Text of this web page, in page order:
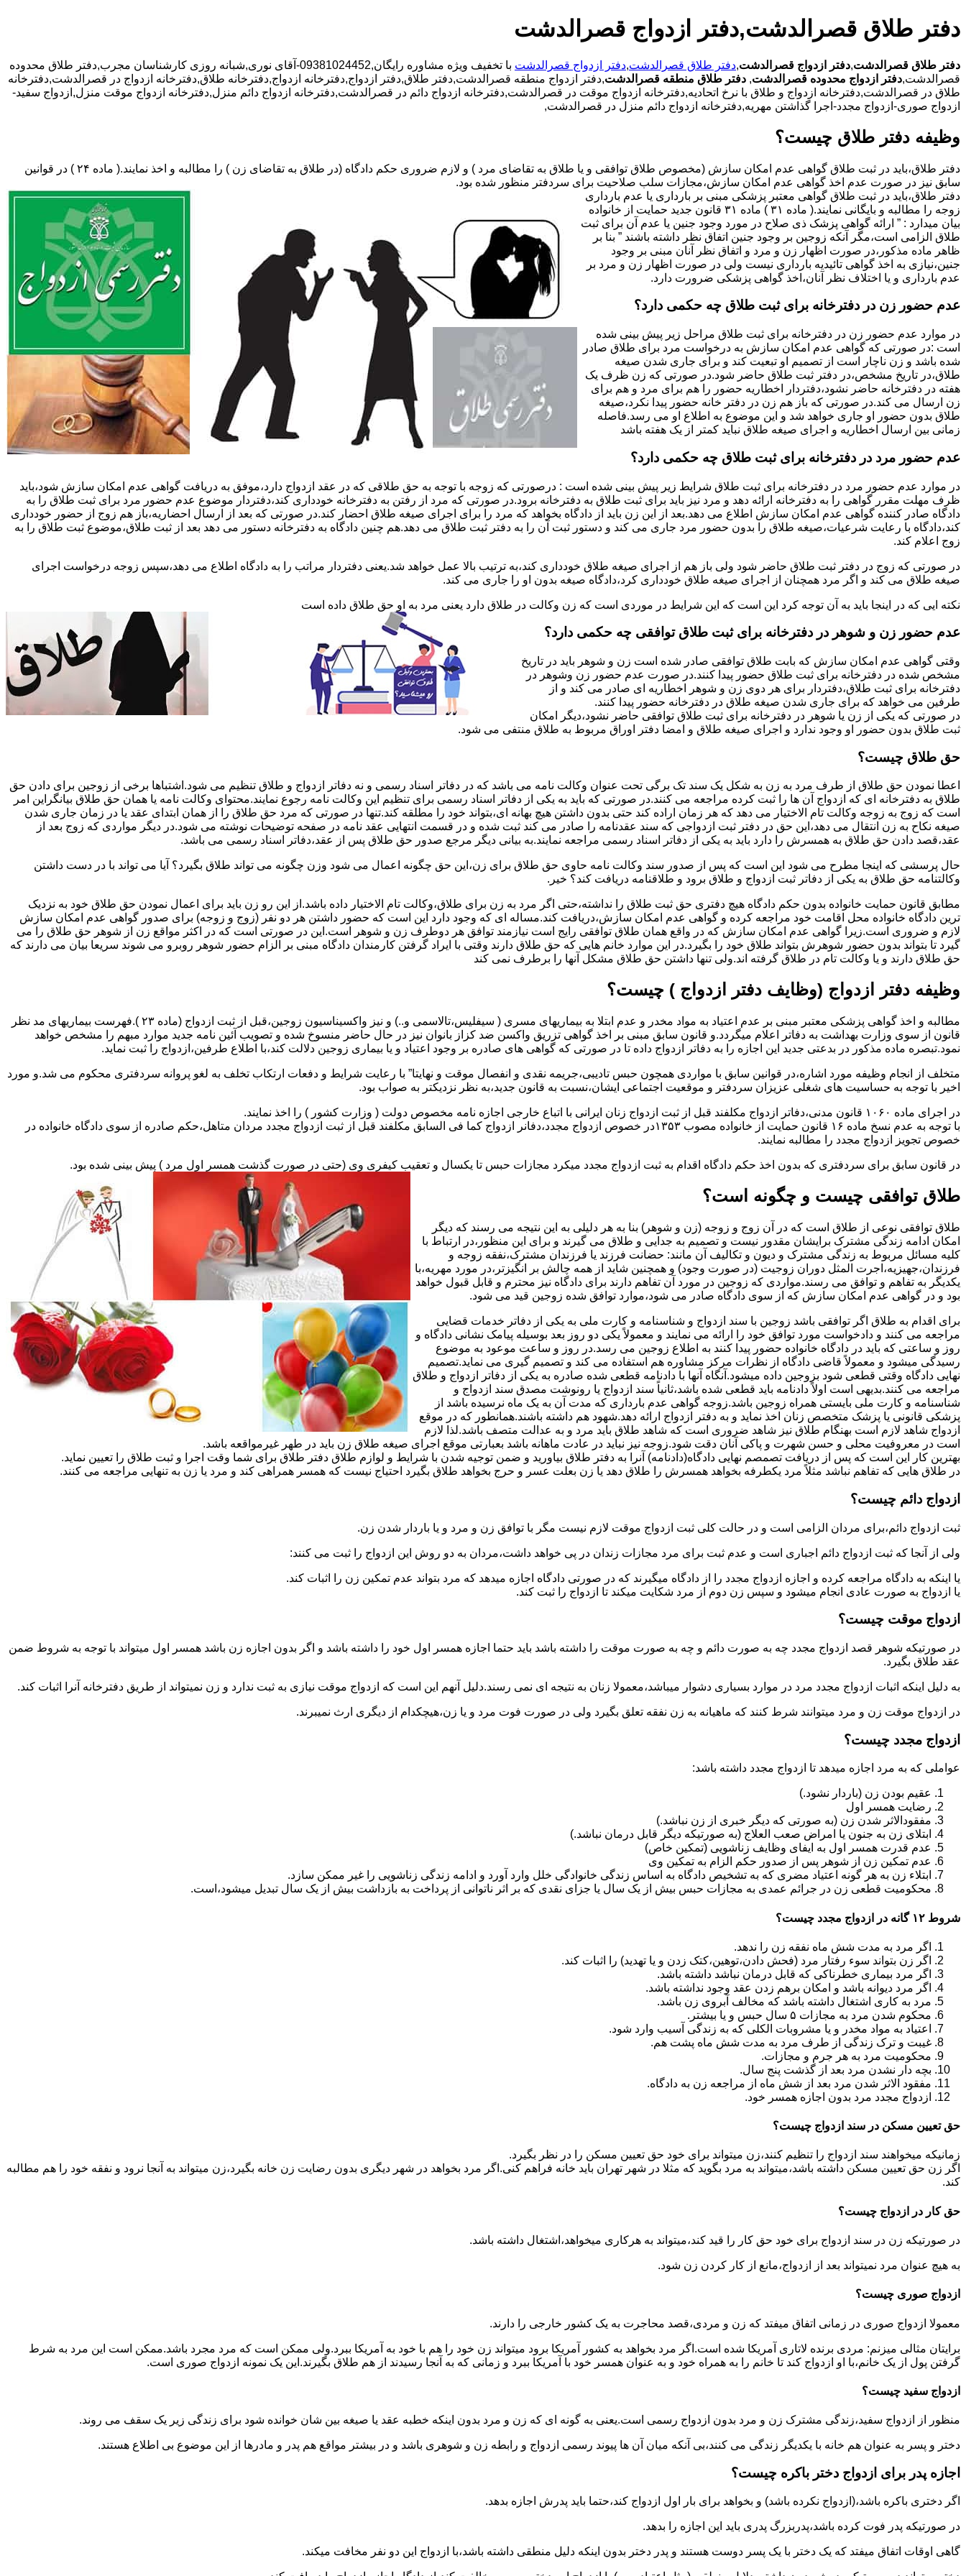
دفتر طلاق قصرالدشت,دفتر ازدواج قصرالدشت
دفتر طلاق قصرالدشت,دفتر ازدواج قصرالدشت,دفتر طلاق قصرالدشت,دفتر ازدواج قصرالدشت
با تخفیف ویژه مشاوره رایگان,09381024452-آقای نوری,شبانه روزی کارشناسان مجرب,دفتر طلاق محدوده
قصرالدشت,دفتر ازدواج محدوده قصرالدشت, دفتر طلاق منطقه قصرالدشت,دفتر ازدواج منطقه قصرالدشت,دفتر طلاق,دفتر ازدواج,دفترخانه ازدواج,دفترخانه طلاق,دفترخانه ازدواج در قصرالدشت,دفترخانه
طلاق در قصرالدشت,دفترخانه ازدواج و طلاق با نرخ اتحادیه,دفترخانه ازدواج موقت در قصرالدشت,دفترخانه ازدواج دائم در قصرالدشت,دفترخانه ازدواج دائم منزل,دفترخانه ازدواج موقت منزل,ازدواج سفید-
ازدواج صوری-ازدواج مجدد-اجرا گذاشتن مهریه,دفترخانه ازدواج دائم منزل در قصرالدشت,
وظیفه دفتر طلاق چیست؟
دفتر طلاق،باید در ثبت طلاق گواهی عدم امکان سازش (مخصوص طلاق توافقی و یا طلاق به تقاضای مرد ) و لازم ضروری حکم دادگاه (در طلاق به تقاضای زن ) را مطالبه و اخذ نمایند.( ماده ۲۴ ) در قوانین
سابق نیز در صورت عدم اخذ گواهی عدم امکان سازش،مجازات سلب صلاحیت برای سردفتر منظور شده بود.
دفتر طلاق،باید در ثبت طلاق گواهی معتبر پزشکی مبنی بر بارداری یا عدم بارداری
زوجه را مطالبه و بایگانی نمایند.( ماده ۳۱ ) ماده ۳۱ قانون جدید حمایت از خانواده
بیان میدارد : ” ارائه گواهی پزشک ذی صلاح در مورد وجود جنین یا عدم آن برای ثبت
طلاق الزامی است،مگر آنکه زوجین بر وجود جنین اتفاق نظر داشته باشند ” بنا بر
ظاهر ماده مذکور،در صورت اظهار زن و مرد و اتفاق نظر آنان مبنی بر وجود
جنین،نیازی به اخذ گواهی تائیدیه بارداری نیست ولی در صورت اظهار زن و مرد بر
عدم بارداری و یا اختلاف نظر آنان،اخذ گواهی پزشکی ضرورت دارد.
عدم حضور زن در دفترخانه برای ثبت طلاق چه حکمی دارد؟
در موارد عدم حضور زن در دفترخانه برای ثبت طلاق مراحل زیر پیش بینی شده
است :در صورتی که گواهی عدم امکان سازش به درخواست مرد برای طلاق صادر
شده باشد و زن ناچار است از تصمیم او تبعیت کند و برای جاری شدن صیغه
طلاق،در تاریخ مشخص،در دفتر ثبت طلاق حاضر شود.در صورتی که زن ظرف یک
هفته در دفترخانه حاضر نشود،دفتردار اخطاریه حضور را هم برای مرد و هم برای
زن ارسال می کند.در صورتی که باز هم زن در دفتر خانه حضور پیدا نکرد،صیغه
طلاق بدون حضور او جاری خواهد شد و این موضوع به اطلاع او می رسد.فاصله
زمانی بین ارسال اخطاریه و اجرای صیغه طلاق نباید کمتر از یک هفته باشد
عدم حضور مرد در دفترخانه برای ثبت طلاق چه حکمی دارد؟
در موارد عدم حضور مرد در دفترخانه برای ثبت طلاق شرایط زیر پیش بینی شده است : درصورتی که زوجه با توجه به حق طلاقی که در عقد ازدواج دارد،موفق به دریافت گواهی عدم امکان سازش شود،باید
ظرف مهلت مقرر گواهی را به دفترخانه ارائه دهد و مرد نیز باید برای ثبت طلاق به دفترخانه برود.در صورتی که مرد از رفتن به دفترخانه خودداری کند،دفتردار موضوع عدم حضور مرد برای ثبت طلاق را به
دادگاه صادر کننده گواهی عدم امکان سازش اطلاع می دهد.بعد از این زن باید از دادگاه بخواهد که مرد را برای اجرای صیغه طلاق احضار کند.در صورتی که بعد از ارسال احضاریه،باز هم زوج از حضور خودداری
کند،دادگاه با رعایت شرعیات،صیغه طلاق را بدون حضور مرد جاری می کند و دستور ثبت آن را به دفتر ثبت طلاق می دهد.هم چنین دادگاه به دفترخانه دستور می دهد بعد از ثبت طلاق،موضوع ثبت طلاق را به
زوج اعلام کند.
در صورتی که زوج در دفتر ثبت طلاق حاضر شود ولی باز هم از اجرای صیغه طلاق خودداری کند،به ترتیب بالا عمل خواهد شد.یعنی دفتردار مراتب را به دادگاه اطلاع می دهد،سپس زوجه درخواست اجرای
صیغه طلاق می کند و اگر مرد همچنان از اجرای صیغه طلاق خودداری کرد،دادگاه صیغه بدون او را جاری می کند.
نکته ایی که در اینجا باید به آن توجه کرد این است که این شرایط در موردی است که زن وکالت در طلاق دارد یعنی مرد به او حق طلاق داده است
عدم حضور زن و شوهر در دفترخانه برای ثبت طلاق توافقی چه حکمی دارد؟
وقتی گواهی عدم امکان سازش که بابت طلاق توافقی صادر شده است زن و شوهر باید در تاریخ
مشخص شده در دفترخانه برای ثبت طلاق حضور پیدا کنند.در صورت عدم حضور زن وشوهر در
دفترخانه برای ثبت طلاق،دفتردار برای هر دوی زن و شوهر اخطاریه ای صادر می کند و از
طرفین می خواهد که برای جاری شدن صیغه طلاق در دفترخانه حضور پیدا کنند.
در صورتی که یکی از زن یا شوهر در دفترخانه برای ثبت طلاق توافقی حاضر نشود،دیگر امکان
ثبت طلاق بدون حضور او وجود ندارد و اجرای صیغه طلاق و امضا دفتر اوراق مربوط به طلاق منتفی می شود.
حق طلاق چیست؟
اعطا نمودن حق طلاق از طرف مرد به زن به شکل یک سند تک برگی تحت عنوان وکالت نامه می باشد که در دفاتر اسناد رسمی و نه دفاتر ازدواج و طلاق تنظیم می شود.اشتباها برخی از زوجین برای دادن حق
طلاق به دفترخانه ای که ازدواج آن ها را ثبت کرده مراجعه می کنند.در صورتی که باید به یکی از دفاتر اسناد رسمی برای تنظیم این وکالت نامه رجوع نمایند.محتوای وکالت نامه یا همان حق طلاق بیانگراین امر
است که زوج به زوجه وکالت تام الاختیار می دهد که هر زمان اراده کند حتی بدون داشتن هیچ بهانه ای،بتواند خود را مطلقه کند.تنها در صورتی که مرد حق طلاق را از همان ابتدای عقد یا در زمان جاری شدن
صیغه نکاح به زن انتقال می دهد،این حق در دفتر ثبت ازدواجی که سند عقدنامه را صادر می کند ثبت شده و در قسمت انتهایی عقد نامه در صفحه توضیحات نوشته می شود.در دیگر مواردی که زوج بعد از
عقد،قصد دادن حق طلاق به همسرش را دارد باید به یکی از دفاتر اسناد رسمی مراجعه نمایند.به بیانی دیگر مرجع صدور حق طلاق پس از عقد،دفاتر اسناد رسمی می باشد.
حال پرسشی که اینجا مطرح می شود این است که پس از صدور سند وکالت نامه حاوی حق طلاق برای زن،این حق چگونه اعمال می شود وزن چگونه می تواند طلاق بگیرد؟ آیا می تواند با در دست داشتن
وکالتنامه حق طلاق به یکی از دفاتر ثبت ازدواج و طلاق برود و طلاقنامه دریافت کند؟ خیر.
مطابق قانون حمایت خانواده بدون حکم دادگاه هیچ دفتری حق ثبت طلاق را نداشته،حتی اگر مرد به زن برای طلاق،وکالت تام الاختیار داده باشد.از این رو زن باید برای اعمال نمودن حق طلاق خود به نزدیک
ترین دادگاه خانواده محل اقامت خود مراجعه کرده و گواهی عدم امکان سازش،دریافت کند.مساله ای که وجود دارد این است که حضور داشتن هر دو نفر (زوج و زوجه) برای صدور گواهی عدم امکان سازش
لازم و ضروری است.زیرا گواهی عدم امکان سازش که در واقع همان طلاق توافقی رایج است نیازمند توافق هر دوطرف زن و شوهر است.این در صورتی است که در اکثر مواقع زن از شوهر حق طلاق را می
گیرد تا بتواند بدون حضور شوهرش بتواند طلاق خود را بگیرد.در این موارد خانم هایی که حق طلاق دارند وقتی با ایراد گرفتن کارمندان دادگاه مبنی بر الزام حضور شوهر روبرو می شوند سریعا بیان می دارند که
حق طلاق دارند و یا وکالت تام در طلاق گرفته اند.ولی تنها داشتن حق طلاق مشکل آنها را برطرف نمی کند
وظیفه دفتر ازدواج (وظایف دفتر ازدواج ) چیست؟
مطالبه و اخذ گواهی پزشکی معتبر مبنی بر عدم اعتیاد به مواد مخدر و عدم ابتلا به بیماریهای مسری ( سیفلیس،تالاسمی و..) و نیز واکسیناسیون زوجین،قبل از ثبت ازدواج (ماده ۲۳ ).فهرست بیماریهای مد نظر
قانون از سوی وزارت بهداشت به دفاتر اعلام میگردد.و قانون سابق مبنی بر اخذ گواهی تزریق واکسن ضد کزاز بانوان نیز در حال حاضر منسوخ شده و تصویب آئین نامه جدید موارد مبهم را مشخص خواهد
نمود.تبصره ماده مذکور در بدعتی جدید این اجازه را به دفاتر ازدواج داده تا در صورتی که گواهی های صادره بر وجود اعتیاد و یا بیماری زوجین دلالت کند،با اطلاع طرفین،ازدواج را ثبت نماید.
متخلف از انجام وظیفه مورد اشاره،در قوانین سابق با مواردی همچون حبس تادیبی،جریمه نقدی و انفصال موقت و نهایتا” با رعایت شرایط و دفعات ارتکاب تخلف به لغو پروانه سردفتری محکوم می شد.و مورد
اخیر با توجه به حساسیت های شغلی عزیزان سردفتر و موقعیت اجتماعی ایشان،نسبت به قانون جدید،به نظر نزدیکتر به صواب بود.
در اجرای ماده ۱۰۶۰ قانون مدنی،دفاتر ازدواج مکلفند قبل از ثبت ازدواج زنان ایرانی با اتباع خارجی اجازه نامه مخصوص دولت ( وزارت کشور ) را اخذ نمایند.
با توجه به عدم نسخ ماده ۱۶ قانون حمایت از خانواده مصوب ۱۳۵۳در خصوص ازدواج مجدد،دفانر ازدواج کما فی السابق مکلفند قبل از ثبت ازدواج مجدد مردان متاهل،حکم صادره از سوی دادگاه خانواده در
خصوص تجویز ازدواج مجدد را مطالبه نمایند.
در قانون سابق برای سردفتری که بدون اخذ حکم دادگاه اقدام به ثبت ازدواج مجدد میکرد مجازات حبس تا یکسال و تعقیب کیفری وی (حتی در صورت گذشت همسر اول مرد ) پیش بینی شده بود.
طلاق توافقی چیست و چگونه است؟
طلاق توافقی نوعی از طلاق است که در آن زوج و زوجه (زن و شوهر) بنا به هر دلیلی به این نتیجه می رسند که دیگر
امکان ادامه زندگی مشترک برایشان مقدور نیست و تصمیم به جدایی و طلاق می گیرند و برای این منظور،در ارتباط با
کلیه مسائل مربوط به زندگی مشترک و دیون و تکالیف آن مانند: حضانت فرزند یا فرزندان مشترک،نفقه زوجه و
فرزندان،جهیزیه،اجرت المثل دوران زوجیت (در صورت وجود) و همچنین شاید از همه چالش بر انگیزتر،در مورد مهریه،با
یکدیگر به تفاهم و توافق می رسند.مواردی که زوجین در مورد آن تفاهم دارند برای دادگاه نیز محترم و قابل قبول خواهد
بود و در گواهی عدم امکان سازش که از سوی دادگاه صادر می شود،موارد توافق شده زوجین قید می شود.
برای اقدام به طلاق اگر توافقی باشد زوجین با سند ازدواج و شناسنامه و کارت ملی به یکی از دفاتر خدمات قضایی
مراجعه می کنند و دادخواست مورد توافق خود را ارائه می نمایند و معمولاً یکی دو روز بعد بوسیله پیامک نشانی دادگاه و
روز و ساعتی که باید در دادگاه خانواده حضور پیدا کنند به اطلاع زوجین می رسد.در روز و ساعت موعود به موضوع
رسیدگی میشود و معمولاً قاضی دادگاه از نظرات مرکز مشاوره هم استفاده می کند و تصمیم گیری می نماید.تصمیم
نهایی دادگاه وقتی قطعی شود بزوجین داده میشود.آنگاه آنها با دادنامه قطعی شده صادره به یکی از دفاتر ازدواج و طلاق
مراجعه می کنند.بدیهی است اولاً دادنامه باید قطعی شده باشد،ثانیاً سند ازدواج یا رونوشت مصدق سند ازدواج و
شناسنامه و کارت ملی بایستی همراه زوجین باشد.زوجه گواهی عدم بارداری که مدت آن به یک ماه نرسیده باشد از
پزشکی قانونی یا پزشک متخصص زنان اخذ نماید و به دفتر ازدواج ارائه دهد.شهود هم داشته باشند.همانطور که در موقع
ازدواج شاهد لازم است بهنگام طلاق نیز شاهد ضروری است که شاهد طلاق باید مرد و به عدالت متصف باشد.لذا لازم
است در معروفیت محلی و حسن شهرت و پاکی آنان دقت شود.زوجه نیز نباید در عادت ماهانه باشد بعبارتی موقع اجرای صیغه طلاق زن باید در طهر غیرمواقعه باشد.
بهترین کار این است که پس از دریافت تصمصم نهایی دادگاه(دادنامه) آنرا به دفتر طلاق بیاورید و ضمن توجیه شدن با شرایط و لوازم طلاق دفتر طلاق برای شما وقت اجرا و ثبت طلاق را تعیین نماید.
در طلاق هایی که تفاهم نباشد مثلاً مرد یکطرفه بخواهد همسرش را طلاق دهد یا زن بعلت عسر و حرج بخواهد طلاق بگیرد احتیاج نیست که همسر همراهی کند و مرد یا زن به تنهایی مراجعه می کنند.
ازدواج دائم چیست؟
ثبت ازدواج دائم،برای مردان الزامی است و در حالت کلی ثبت ازدواج موقت لازم نیست مگر با توافق زن و مرد و یا باردار شدن زن.
ولی از آنجا که ثبت ازدواج دائم اجباری است و عدم ثبت برای مرد مجازات زندان در پی خواهد داشت،مردان به دو روش این ازدواج را ثبت می کنند:
یا اینکه به دادگاه مراجعه کرده و اجازه ازدواج مجدد را از دادگاه میگیرند که در صورتی دادگاه اجازه میدهد که مرد بتواند عدم تمکین زن را اثبات کند.
یا ازدواج به صورت عادی انجام میشود و سپس زن دوم از مرد شکایت میکند تا ازدواج را ثبت کند.
ازدواج موقت چیست؟
در صورتیکه شوهر قصد ازدواج مجدد چه به صورت دائم و چه به صورت موقت را داشته باشد باید حتما اجازه همسر اول خود را داشته باشد و اگر بدون اجازه زن باشد همسر اول میتواند با توجه به شروط ضمن
عقد طلاق بگیرد.
به دلیل اینکه اثبات ازدواج مجدد مرد در موارد بسیاری دشوار میباشد،معمولا زنان به نتیجه ای نمی رسند.دلیل آنهم این است که ازدواج موقت نیازی به ثبت ندارد و زن نمیتواند از طریق دفترخانه آنرا اثبات کند.
در ازدواج موقت زن و مرد میتوانند شرط کنند که ماهیانه به زن نفقه تعلق بگیرد ولی در صورت فوت مرد و یا زن،هیچکدام از دیگری ارث نمیبرند.
ازدواج مجدد چیست؟
عواملی که به مرد اجازه میدهد تا ازدواج مجدد داشته باشد:
عقیم بودن زن (باردار نشود.)
رضایت همسر اول
مفقودالاثر شدن زن (به صورتی که دیگر خبری از زن نباشد.)
ابتلای زن به جنون یا امراض صعب العلاج (به صورتیکه دیگر قابل درمان نباشد.)
عدم قدرت همسر اول به ایفای وظایف زناشویی (تمکین خاص)
عدم تمکین زن از شوهر پس از صدور حکم الزام به تمکین وی
ابتلاء زن به هر گونه اعتیاد مضری که به تشخیص دادگاه به اساس زندگی خانوادگی خلل وارد آورد و ادامه زندگی زناشویی را غیر ممکن سازد.
محکومیت قطعی زن در جرائم عمدی به مجازات حبس بیش از یک سال یا جزای نقدی که بر اثر ناتوانی از پرداخت به بازداشت بیش از یک سال تبدیل می‎شود،است.
شروط ۱۲ گانه در ازدواج مجدد چیست؟
اگر مرد به مدت شش ماه نفقه زن را ندهد.
اگر زن بتواند سوء رفتار مرد (فحش دادن،توهین،کتک زدن و یا تهدید) را اثبات کند.
اگر مرد بیماری خطرناکی که قابل درمان نباشد داشته باشد.
اگر مرد دیوانه باشد و امکان برهم زدن عقد وجود نداشته باشد.
مرد به کاری اشتغال داشته باشد که مخالف آبروی زن باشد.
محکوم شدن مرد به مجازات ۵ سال حبس و یا بیشتر.
اعتیاد به مواد مخدر و یا مشروبات الکلی که به زندگی آسیب وارد شود.
غیبت و ترک زندگی از طرف مرد به مدت شش ماه پشت هم.
محکومیت مرد به هر جرم و مجازات.
بچه دار نشدن مرد بعد از گذشت پنج سال.
مفقود الاثر شدن مرد بعد از شش ماه از مراجعه زن به دادگاه.
ازدواج مجدد مرد بدون اجازه همسر خود.
حق تعیین مسکن در سند ازدواج چیست؟
زمانیکه میخواهند سند ازدواج را تنظیم کنند،زن میتواند برای خود حق تعیین مسکن را در نظر بگیرد.
اگر زن حق تعیین مسکن داشته باشد،میتواند به مرد بگوید که مثلا در شهر تهران باید خانه فراهم کنی.اگر مرد بخواهد در شهر دیگری بدون رضایت زن خانه بگیرد،زن میتواند به آنجا نرود و نفقه خود را هم مطالبه
کند.
حق کار در ازدواج چیست؟
در صورتیکه زن در سند ازدواج برای خود حق کار را قید کند،میتواند به هرکاری میخواهد،اشتغال داشته باشد.
به هیچ عنوان مرد نمیتواند بعد از ازدواج،مانع از کار کردن زن شود.
ازدواج صوری چیست؟
معمولا ازدواج صوری در زمانی اتفاق میفتد که زن و مردی،قصد محاجرت به یک کشور خارجی را دارند.
برایتان مثالی میزنم: مردی برنده لاتاری آمریکا شده است.اگر مرد بخواهد به کشور آمریکا برود میتواند زن خود را هم با خود به آمریکا ببرد.ولی ممکن است که مرد مجرد باشد.ممکن است این مرد به شرط
گرفتن پول از یک خانم،با او ازدواج کند تا خانم را به همراه خود و به عنوان همسر خود با آمریکا ببرد و زمانی که به آنجا رسیدند از هم طلاق بگیرند.این یک نمونه ازدواج صوری است.
ازدواج سفید چیست؟
منظور از ازدواج سفید،زندگی مشترک زن و مرد بدون ازدواج رسمی است.یعنی به گونه ای که زن و مرد بدون اینکه خطبه عقد یا صیغه بین شان خوانده شود برای زندگی زیر یک سقف می روند.
دختر و پسر به عنوان هم خانه با یکدیگر زندگی می کنند،بی آنکه میان آن ها پیوند رسمی ازدواج و رابطه زن و شوهری باشد و در بیشتر مواقع هم پدر و مادرها از این موضوع بی اطلاع هستند.
اجازه پدر برای ازدواج دختر باکره چیست؟
اگر دختری باکره باشد،(ازدواج نکرده باشد) و بخواهد برای بار اول ازدواج کند،حتما باید پدرش اجازه بدهد.
در صورتیکه پدر فوت کرده باشد،پدربزرگ پدری باید این اجازه را بدهد.
گاهی اوقات اتفاق میفتد که یک دختر با یک پسر دوست هستند و پدر دختر بدون اینکه دلیل منطقی داشته باشد،با ازدواج این دو نفر مخافت میکند.